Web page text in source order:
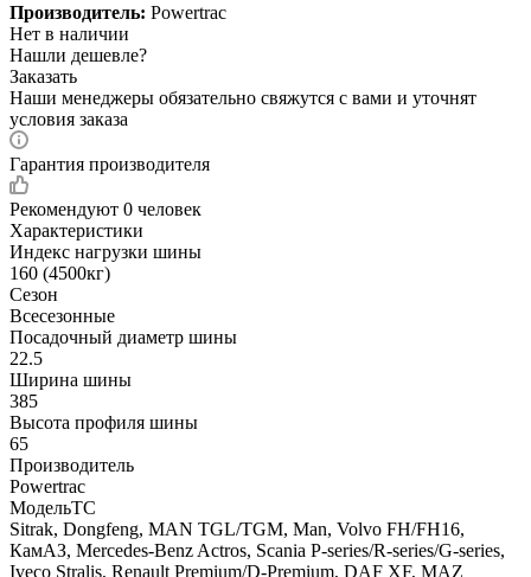
Производитель: Powertrac
Нет в наличии
Нашли дешевле?
Заказать
Наши менеджеры обязательно свяжутся с вами и уточнят
условия заказа
Гарантия производителя
Рекомендуют 0 человек
Характеристики
Индекс нагрузки шины
160 (4500кг)
Сезон
Всесезонные
Посадочный диаметр шины
22.5
Ширина шины
385
Высота профиля шины
65
Производитель
Powertrac
МодельТС
Sitrak, Dongfeng, MAN TGL/TGM, Man, Volvo FH/FH16,
КамАЗ, Mercedes-Benz Actros, Scania P-series/R-series/G-series,
Iveco Stralis, Renault Premium/D-Premium, DAF XF, MAZ